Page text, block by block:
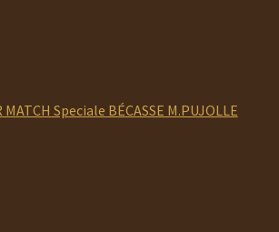
Speciale BÉCASSE M.PUJOLLE